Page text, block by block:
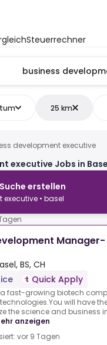
Steuerrechner
25 km
development executive
executive Jobs in
erstellen
• basel
BS, CH
Quick Apply
fast-growing biotech
will have
the science and business
anzeigen
vor 9 Tagen